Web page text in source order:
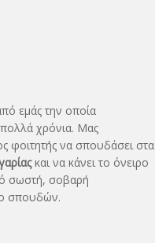
εμάς την οποία
χρόνια. Μας
φοιτητής να σπουδάσει στα
και να κάνει το όνειρo
σωστή, σοβαρή
σπουδών.